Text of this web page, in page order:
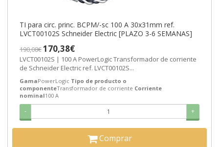
TI para circ. princ. BCPM/-sc 100 A 30x31mm ref.
LVCT00102S Schneider Electric [PLAZO 3-6 SEMANAS]
190,08€170,38€
LVCT00102S | 100 A PowerLogic Transformador de corriente
de Schneider Electric ref. LVCT00102S...
GamaPowerLogic Tipo de producto o
componenteTransformador de corriente Corriente
nominal100 A
- +
Comprar